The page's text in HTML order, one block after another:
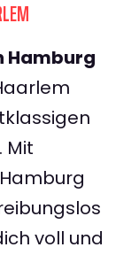
Hamburg
. Mit
voll und